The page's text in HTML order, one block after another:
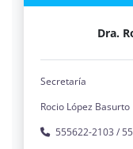
Dra.
Secretaría
Rocio López Basurto
555622-2103 /